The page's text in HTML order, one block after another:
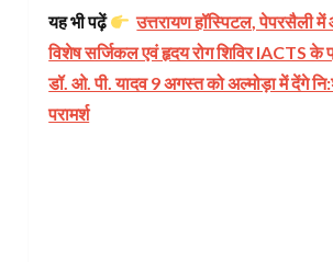
यह भी पढ़ें
उत्तरायण हॉस्पिटल, पेपरसैली में
विशेष सर्जिकल एवं हृदय रोग शिविर IACTS
डॉ. ओ. पी. यादव 9 अगस्त को अल्मोड़ा में देंगे
परामर्श